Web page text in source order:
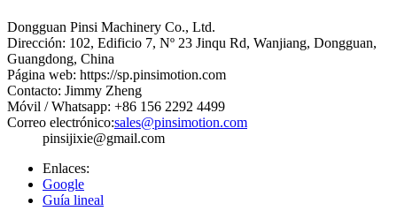
Dongguan Pinsi Machinery Co., Ltd.
Dirección: 102, Edificio 7, Nº 23 Jinqu Rd, Wanjiang, Dongguan,
Guangdong, China
Página web: https://sp.pinsimotion.com
Contacto: Jimmy Zheng
Móvil / Whatsapp: +86 156 2292 4499
Correo electrónico:sales@pinsimotion.com
pinsijixie@gmail.com
Enlaces:
Google
Guía lineal